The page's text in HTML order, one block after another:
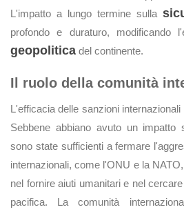
L'impatto a lungo termine sulla
profondo e duraturo, modificando
geopolitica del continente.
Il ruolo della comunità
L'efficacia delle sanzioni
Sebbene abbiano avuto un impatto
sono state sufficienti a fermare
internazionali, come l'ONU e la
nel fornire aiuti umanitari e nel
pacifica. La comunità